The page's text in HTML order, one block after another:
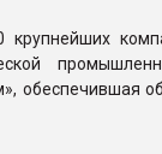
крупнейших
обеспечившая